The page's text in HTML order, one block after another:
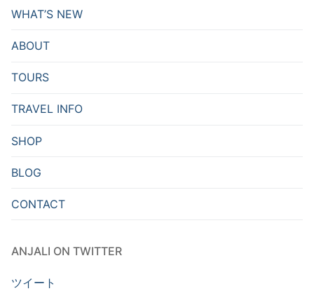
WHAT’S NEW
ABOUT
TOURS
TRAVEL INFO
SHOP
BLOG
CONTACT
ANJALI ON TWITTER
ツイート